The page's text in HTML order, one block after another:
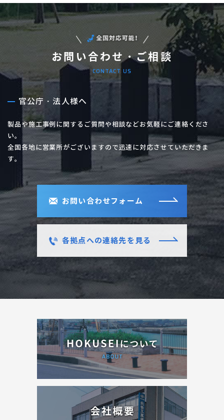
お問い合わせ・ご相談
CONTACT US
官公庁・法人様へ
製品や施工事例に関するご質問や相談などお気軽にご連絡くださ
い。
全国各地に営業所がございますので迅速に対応させていただきま
す。
お問い合わせフォーム
各拠点への連絡先を見る